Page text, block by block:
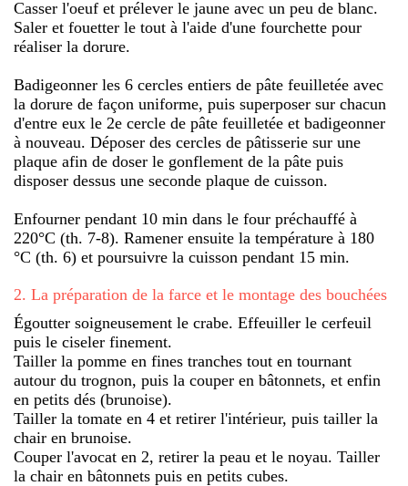
Casser l'oeuf et prélever le jaune avec un peu de blanc.
Saler et fouetter le tout à l'aide d'une fourchette pour
réaliser la dorure.
Badigeonner les 6 cercles entiers de pâte feuilletée avec
la dorure de façon uniforme, puis superposer sur chacun
d'entre eux le 2e cercle de pâte feuilletée et badigeonner
à nouveau. Déposer des cercles de pâtisserie sur une
plaque afin de doser le gonflement de la pâte puis
disposer dessus une seconde plaque de cuisson.
Enfourner pendant 10 min dans le four préchauffé à
220°C (th. 7-8). Ramener ensuite la température à 180
°C (th. 6) et poursuivre la cuisson pendant 15 min.
2. La préparation de la farce et le montage des bouchées
Égoutter soigneusement le crabe. Effeuiller le cerfeuil
puis le ciseler finement.
Tailler la pomme en fines tranches tout en tournant
autour du trognon, puis la couper en bâtonnets, et enfin
en petits dés (brunoise).
Tailler la tomate en 4 et retirer l'intérieur, puis tailler la
chair en brunoise.
Couper l'avocat en 2, retirer la peau et le noyau. Tailler
la chair en bâtonnets puis en petits cubes.